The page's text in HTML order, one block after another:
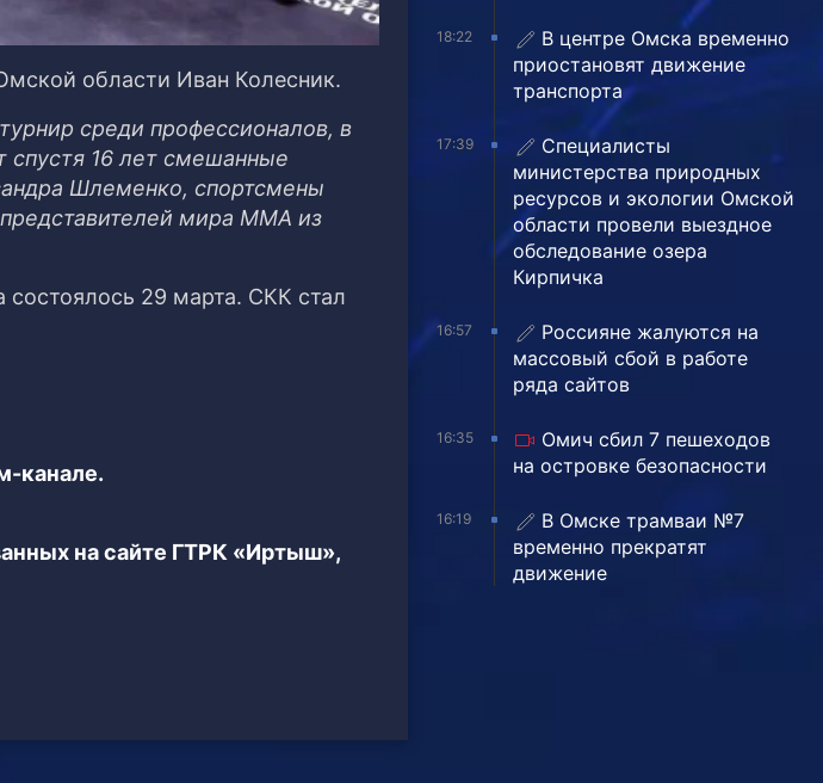
области Иван Колесник.
среди профессионалов, в
спустя 16 лет смешанные
Шлеменко, спортсмены
мира ММА из
29 марта. СКК стал
канале.
на сайте ГТРК «Иртыш»,
18:22
В центре Омска временно
приостановят движение
транспорта
17:39
Специалисты
министерства природных
ресурсов и экологии Омской
области провели выездное
обследование озера
Кирпичка
16:57
Россияне жалуются на
массовый сбой в работе
ряда сайтов
16:35
Омич сбил 7 пешеходов
на островке безопасности
16:19
В Омске трамваи №7
временно прекратят
движение